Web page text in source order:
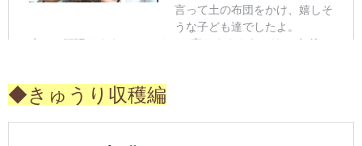
◆きゅうり収穫編